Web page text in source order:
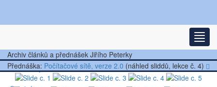
Nejnovější články
Další články
Přednášky
Archiv článků a přednášek Jiřího Peterky
Přednáška: Počítačové sítě, verze 2.0 (náhled sliddů, lekce č. 4)